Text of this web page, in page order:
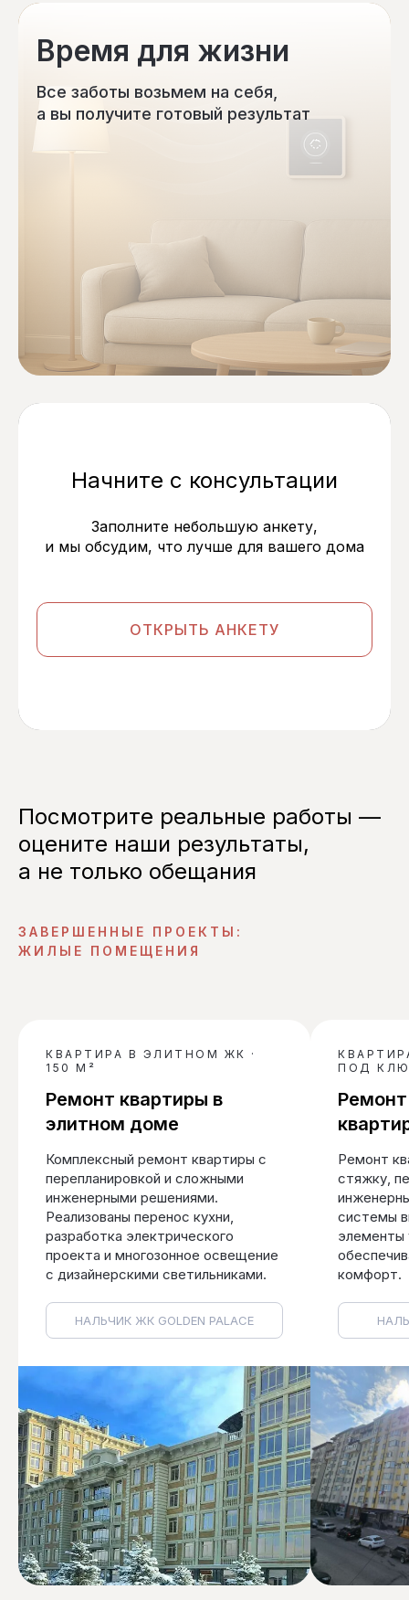
Время для жизни
Все заботы возьмем на себя,
а вы получите готовый результат
Начните с консультации
Заполните небольшую анкету,
и мы обсудим, что лучше для вашего дома
ОТКРЫТЬ АНКЕТУ
Посмотрите реальные работы —
оцените наши результаты,
а не только обещания
ЗАВЕРШЕННЫЕ ПРОЕКТЫ:
ЖИЛЫЕ ПОМЕЩЕНИЯ
КВАРТИРА В ЭЛИТНОМ ЖК ·
150 М²
Ремонт квартиры в
элитном доме
Комплексный ремонт квартиры с
перепланировкой и сложными
инженерными решениями.
Реализованы перенос кухни,
разработка электрического
проекта и многозонное освещение
с дизайнерскими светильниками.
НАЛЬЧИК ЖК GOLDEN PALACE
ПОД
Ремонт
стяжку,
системы
элементы
комфорт.